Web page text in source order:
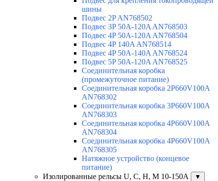
шины
Подвес 2P AN768502
Подвес 3P 50A-120A AN768503
Подвес 4P 50A-120A AN768504
Подвес 4P 140A AN768514
Подвес 4P 50A-140A AN768524
Подвес 5P 50A-120A AN768525
Соединительная коробка
(промежуточное питание)
Соединительная коробка 2P660V100A
AN768302
Соединительная коробка 3P660V100A
AN768303
Соединительная коробка 4P660V100A
AN768304
Соединительная коробка 4P660V100A
AN768305
Натяжное устройство (концевое
питание)
Изолированные рельсы U, C, H, M 10-150А
▼